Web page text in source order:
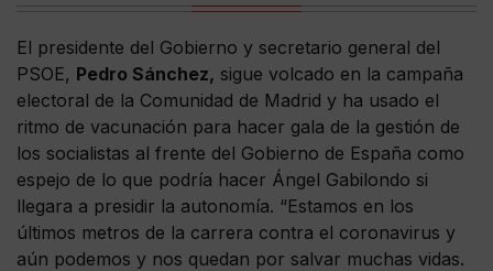
El presidente del Gobierno y secretario general del
PSOE, Pedro Sánchez, sigue volcado en la campaña
electoral de la Comunidad de Madrid y ha usado el
ritmo de vacunación para hacer gala de la gestión de
los socialistas al frente del Gobierno de España como
espejo de lo que podría hacer Ángel Gabilondo si
llegara a presidir la autonomía. “Estamos en los
últimos metros de la carrera contra el coronavirus y
aún podemos y nos quedan por salvar muchas vidas.